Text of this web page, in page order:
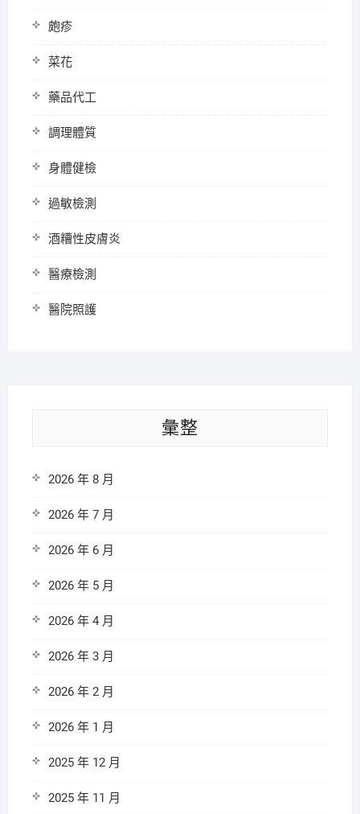
皰疹
菜花
藥品代工
調理體質
身體健檢
過敏檢測
酒糟性皮膚炎
醫療檢測
醫院照護
彙整
2026 年 8 月
2026 年 7 月
2026 年 6 月
2026 年 5 月
2026 年 4 月
2026 年 3 月
2026 年 2 月
2026 年 1 月
2025 年 12 月
2025 年 11 月